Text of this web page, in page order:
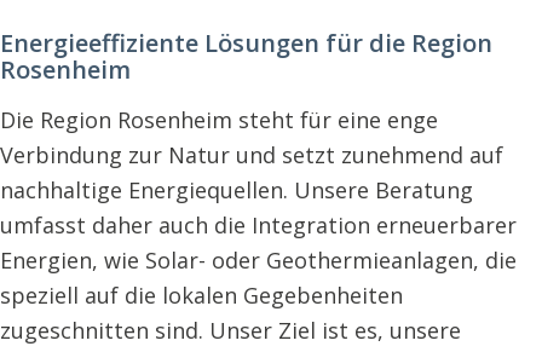
Energieeffiziente Lösungen für die Region
Rosenheim
Die Region Rosenheim steht für eine enge
Verbindung zur Natur und setzt zunehmend auf
nachhaltige Energiequellen. Unsere Beratung
umfasst daher auch die Integration erneuerbarer
Energien, wie Solar- oder Geothermieanlagen, die
speziell auf die lokalen Gegebenheiten
zugeschnitten sind. Unser Ziel ist es, unsere